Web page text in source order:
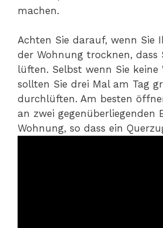
machen.
Achten Sie darauf, wenn Sie
der Wohnung trocknen, dass
lüften. Selbst wenn Sie keine
sollten Sie drei Mal am Tag
durchlüften. Am besten
an zwei gegenüberliegenden
Wohnung, so dass ein